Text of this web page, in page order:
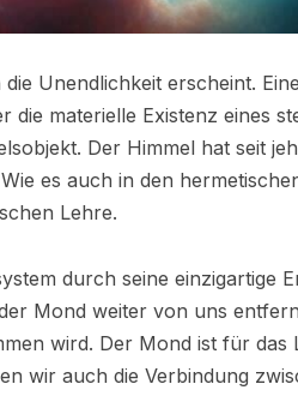
Unendlichkeit erscheint.
materielle Existenz eines
Der Himmel hat seit
es auch in den
Lehre.
durch seine einzigartige
Mond weiter von uns
wird. Der Mond ist für
wir auch die Verbindung